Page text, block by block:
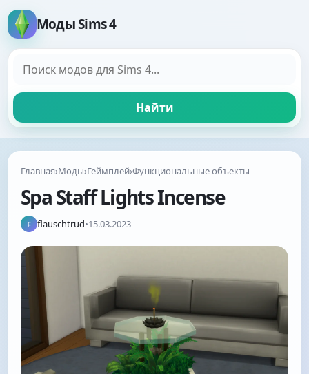
Моды Sims 4
Найти
Главная›Моды›Геймплей›Функциональные объекты
Spa Staff Lights Incense
F flauschtrud•15.03.2023